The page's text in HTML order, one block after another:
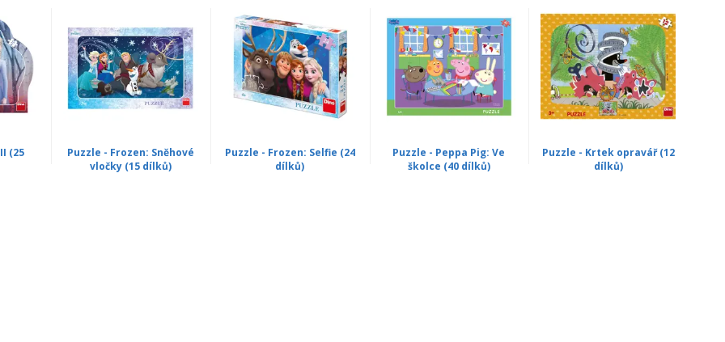
(25
Puzzle - Frozen: Sněhové
vločky (15 dílků)
Puzzle - Frozen: Selfie (24
dílků)
Puzzle - Peppa Pig: Ve
školce (40 dílků)
Puzzle - Krtek opravář (12
dílků)